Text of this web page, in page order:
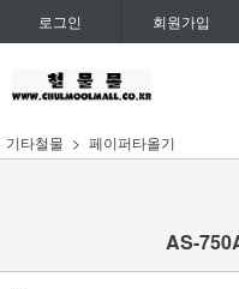
로그인 회원가입
기타철물 페이퍼타올기
AS-